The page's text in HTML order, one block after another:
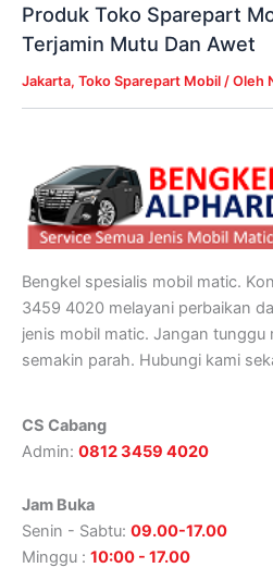
Produk Toko Sparepart
Terjamin Mutu Dan Awet
Jakarta, Toko Sparepart Mobil / Oleh
Bengkel spesialis mobil matic.
3459 4020 melayani perbaikan
jenis mobil matic. Jangan tunggu
semakin parah. Hubungi kami
CS Cabang
Admin: 0812 3459 4020
Jam Buka
Senin - Sabtu: 09.00-17.00
Minggu : 10:00 - 17.00